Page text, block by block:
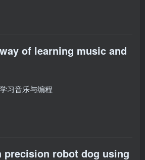
of learning music and
习音乐与编程
precision robot dog using